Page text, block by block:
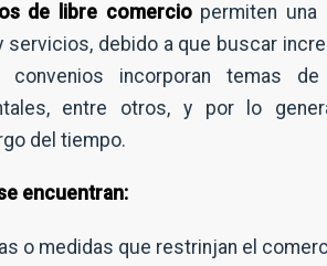
de libre comerciopermiten una
servicios, debido a que buscar
convenios incorporan temas
entre otros, y por lo
del tiempo.
encuentran:
o medidas que restrinjan el